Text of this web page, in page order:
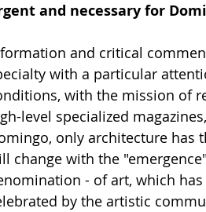
and necessary for
and critical
with a particular
with the mission of
level specialized
only architecture has
change with the
- of art, which
by the artistic